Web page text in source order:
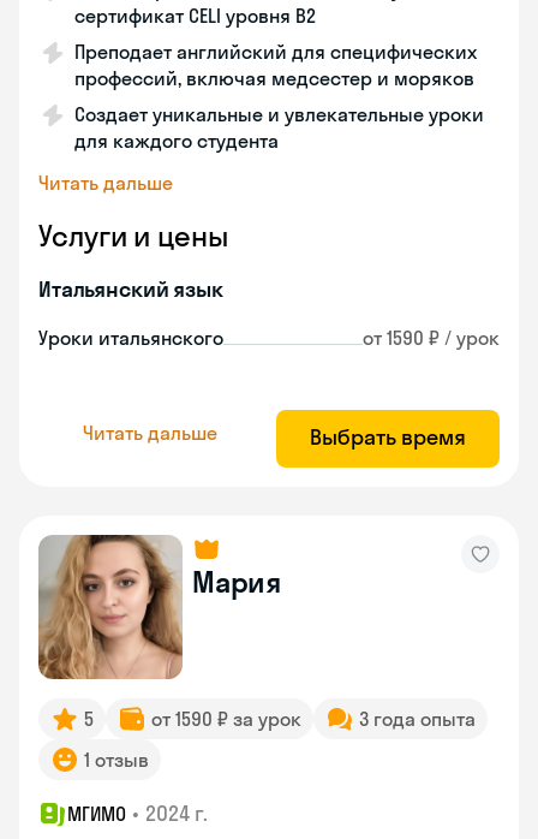
сертификат CELI уровня В2
Преподает английский для специфических
профессий, включая медсестер и моряков
Создает уникальные и увлекательные уроки
для каждого студента
Читать дальше
Услуги и цены
Итальянский язык
Уроки итальянского от 1590 ₽ / урок
Читать дальше Выбрать время
Мария
5 от 1590 ₽ за урок
3 года опыта
1 отзыв
МГИМО • 2024 г.